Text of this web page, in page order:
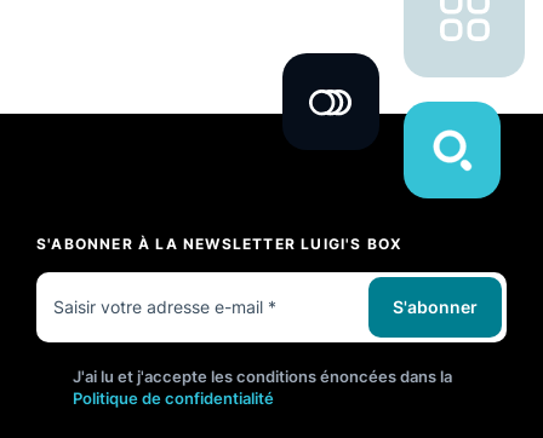
S'ABONNER À LA NEWSLETTER LUIGI'S BOX
S'abonner
J'ai lu et j'accepte les conditions énoncées dans la
Politique de confidentialité